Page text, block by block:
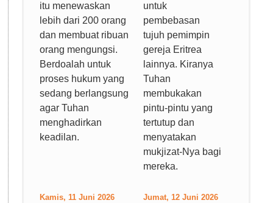
itu menewaskan
lebih dari 200 orang
dan membuat ribuan
orang mengungsi.
Berdoalah untuk
proses hukum yang
sedang berlangsung
agar Tuhan
menghadirkan
keadilan.
untuk
pembebasan
tujuh pemimpin
gereja Eritrea
lainnya. Kiranya
Tuhan
membukakan
pintu-pintu yang
tertutup dan
menyatakan
mukjizat-Nya bagi
mereka.
Kamis, 11 Juni 2026 Jumat, 12 Juni 2026